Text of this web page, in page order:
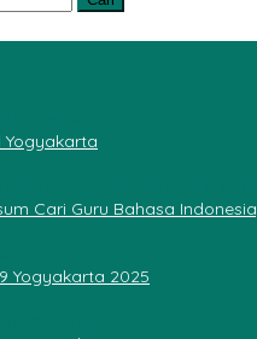
Yogyakarta
Cari Guru Bahasa
Yogyakarta 2025